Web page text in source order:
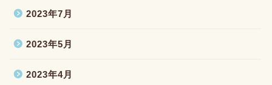
2023年7月
2023年5月
2023年4月